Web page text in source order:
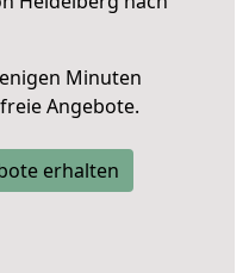
Minuten
Angebote.
erhalten